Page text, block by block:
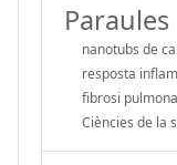
Paraules
nanotubs de
resposta
fibrosi
Ciències de la